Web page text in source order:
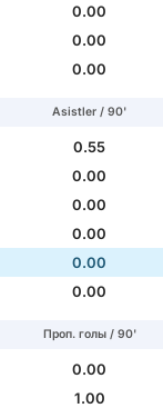
0.00
0.00
0.00
Asistler / 90'
0.55
0.00
0.00
0.00
0.00
0.00
Проп. голы / 90'
0.00
1.00